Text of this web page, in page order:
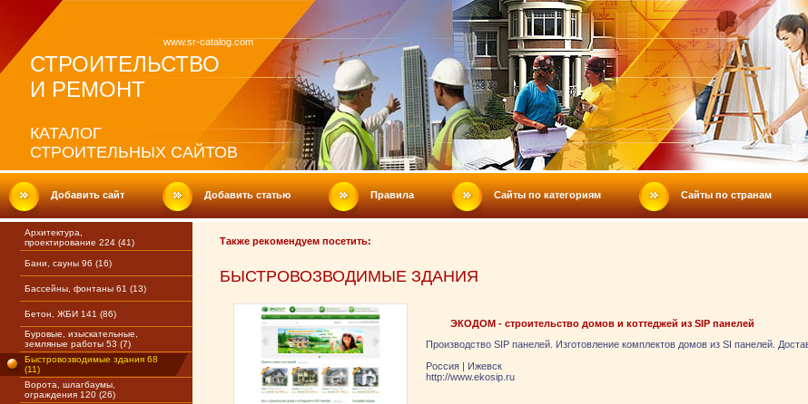
www.sr-catalog.com
СТРОИТЕЛЬСТВО
И РЕМОНТ
КАТАЛОГ
СТРОИТЕЛЬНЫХ САЙТОВ
Добавить сайт Добавить статью Правила Сайты по категориям Сайты по странам
Архитектура,
проектирование 224 (41)
Бани, сауны 96 (16)
Бассейны, фонтаны 61 (13)
Бетон, ЖБИ 141 (86)
Буровые, изыскательные,
земляные работы 53 (7)
Быстровозводимые здания 68
(11)
Ворота, шлагбаумы,
ограждения 120 (26)
Также рекомендуем посетить:
БЫСТРОВОЗВОДИМЫЕ ЗДАНИЯ
ЭКОДОМ - строительство домов и коттеджей из SIP панелей
Производство SIP панелей. Изготовление комплектов домов из SI панелей.
Россия | Ижевск
http://www.ekosip.ru